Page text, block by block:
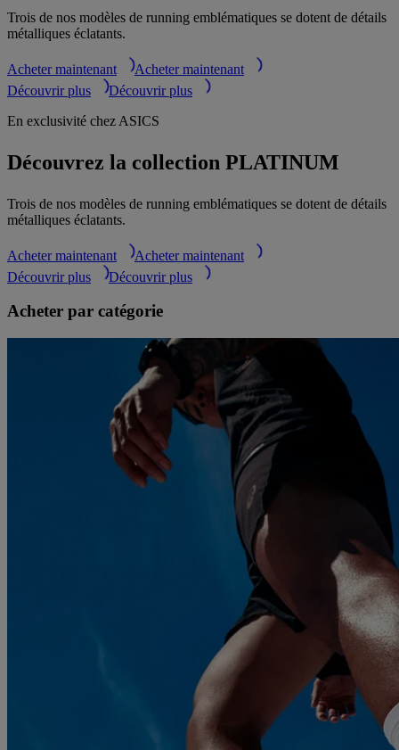
Trois de nos modèles de running emblématiques se dotent de détails
métalliques éclatants.
Acheter maintenant
Acheter maintenant
Découvrir plus
Découvrir plus
En exclusivité chez ASICS
Découvrez la collection PLATINUM
Trois de nos modèles de running emblématiques se dotent de détails
métalliques éclatants.
Acheter maintenant
Acheter maintenant
Découvrir plus
Découvrir plus
Acheter par catégorie